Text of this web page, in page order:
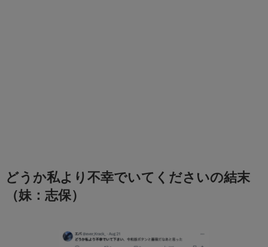
どうか私より不幸でいてくださいの結末
（妹：志保）